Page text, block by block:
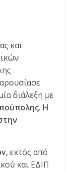
και
διάλεξη με
Η
,εκτός από
και ΕΔΙΠ